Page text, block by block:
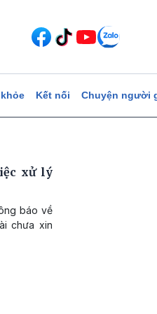
Kết nối Chuyện người
xử lý
báo về
chưa xin